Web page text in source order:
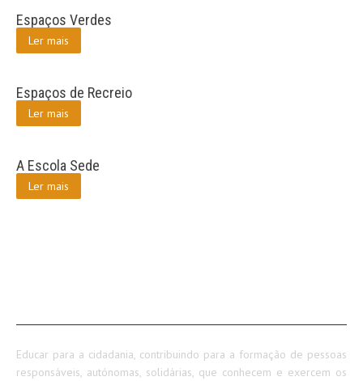
Espaços Verdes
Ler mais
Espaços de Recreio
Ler mais
A Escola Sede
Ler mais
Educar para a cidadania, contribuindo para a formação de pessoas
responsáveis, autónomas, solidárias, que conhecem e exercem os